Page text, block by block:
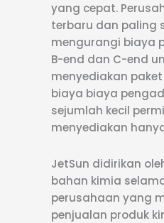
yang cepat.
terbaru dan paling
mengurangi biaya
B-end dan C-end
menyediakan
biaya biaya
sejumlah kecil
menyediakan
JetSun didirikan
bahan kimia
perusahaan yang
penjualan produk